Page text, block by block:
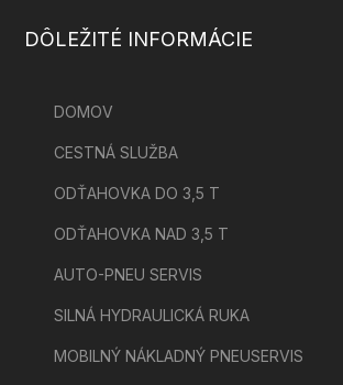
DÔLEŽITÉ INFORMÁCIE
DOMOV
CESTNÁ SLUŽBA
ODŤAHOVKA DO 3,5 T
ODŤAHOVKA NAD 3,5 T
AUTO-PNEU SERVIS
SILNÁ HYDRAULICKÁ RUKA
MOBILNÝ NÁKLADNÝ PNEUSERVIS